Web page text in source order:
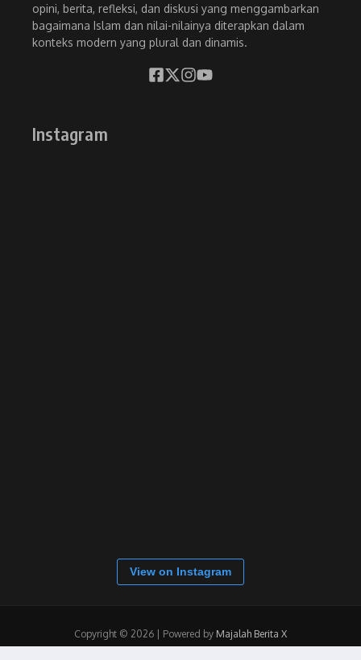
opini, berita, refleksi, dan diskusi yang menggambarkan
bagaimana Islam dan nilai-nilainya diterapkan dalam
konteks modern yang plural dan dinamis.
Instagram
View on Instagram
Copyright © 2026 | Powered by Majalah Berita X